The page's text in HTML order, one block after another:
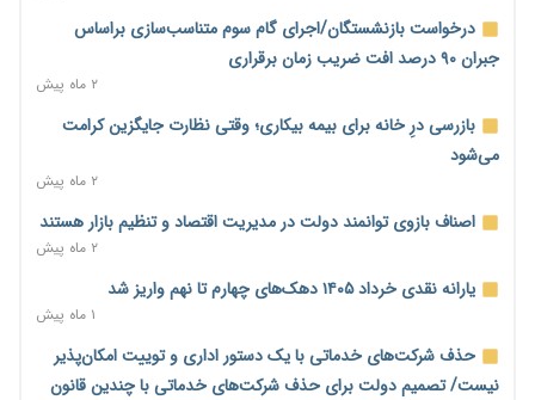
رئیس سازمان امور مالیاتی: بلاگرهای پردرآمد مشمول پرداخت
مالیات هستند
۲ روز پیش
پیش‌بینی افزایش تولید برنج؛ نیاز وارداتی کشور به ۵۰۰ هزار تن
کاهش می‌یابد
۲ روز پیش
امضای تفاهم‌نامه تجاری ایران و پاکستان؛ هدف‌گذاری تجارت ۱۰
اختیارات جدید گمرکات برای تمدید ورود موقت کالا و خودرو تا
پایان شهریور ابلاغ شد
۲ روز پیش
درخواست بازنشستگان/اجرای گام سوم متناسب‌سازی براساس
جبران ۹۰ درصد افت ضریب زمان برقراری
۲ ماه پیش
بازرسی درِ خانه برای بیمه بیکاری؛ وقتی نظارت جایگزین کرامت
می‌شود
۲ ماه پیش
اصناف بازوی توانمند دولت در مدیریت اقتصاد و تنظیم بازار هستند
۲ ماه پیش
یارانه نقدی خرداد ۱۴۰۵ دهک‌های چهارم تا نهم واریز شد
۱ ماه پیش
حذف شرکت‌های خدماتی با یک دستور اداری و توییت امکان‌پذیر
نیست/ تصمیم دولت برای حذف شرکت‌های خدماتی با چندین قانون